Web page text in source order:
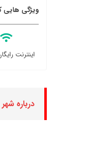
ویژگی
اینترنت
درباره